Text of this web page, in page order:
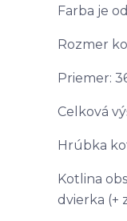
Farba je
Rozmer
Priemer:
Celková
Hrúbka
Kotlina
dvierka (+